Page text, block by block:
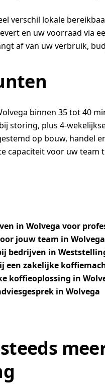
verschil lokale
en uw voorraad via
af van uw verbruik,
binnen 35 tot 40
storing, plus 4-
op bouw, handel
capaciteit voor uw team
in Wolvega voor
jouw team in Wolvega
bedrijven in
een zakelijke
koffieoplossing in
in Wolvega